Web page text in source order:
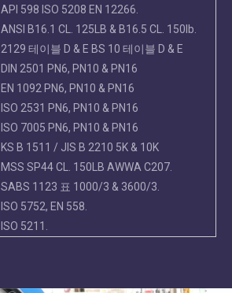
API 598 ISO 5208 EN 12266.
ANSI B16.1 CL. 125LB & B16.5 CL. 150lb.
2129 테이블 D & E BS 10 테이블 D & E
DIN 2501 PN6, PN10 & PN16
EN 1092 PN6, PN10 & PN16
ISO 2531 PN6, PN10 & PN16
ISO 7005 PN6, PN10 & PN16
KS B 1511 / JIS B 2210 5K & 10K
MSS SP44 CL. 150LB AWWA C207.
SABS 1123 표 1000/3 & 3600/3.
ISO 5752, EN 558.
ISO 5211.